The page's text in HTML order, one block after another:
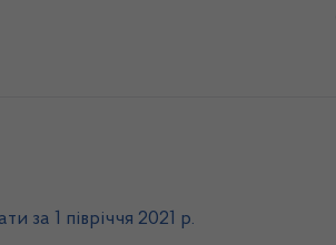
за 1 півріччя 2021 р.